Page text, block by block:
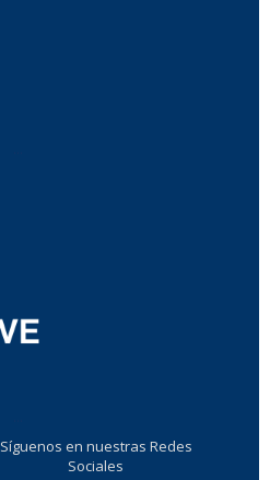
Síguenos en nuestras Redes
Sociales